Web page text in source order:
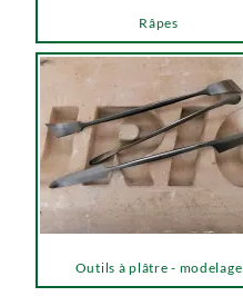
Râpes
Outils à plâtre - modelage